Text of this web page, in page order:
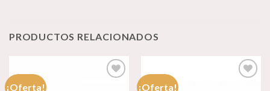
PRODUCTOS RELACIONADOS
¡Oferta! ¡Oferta!